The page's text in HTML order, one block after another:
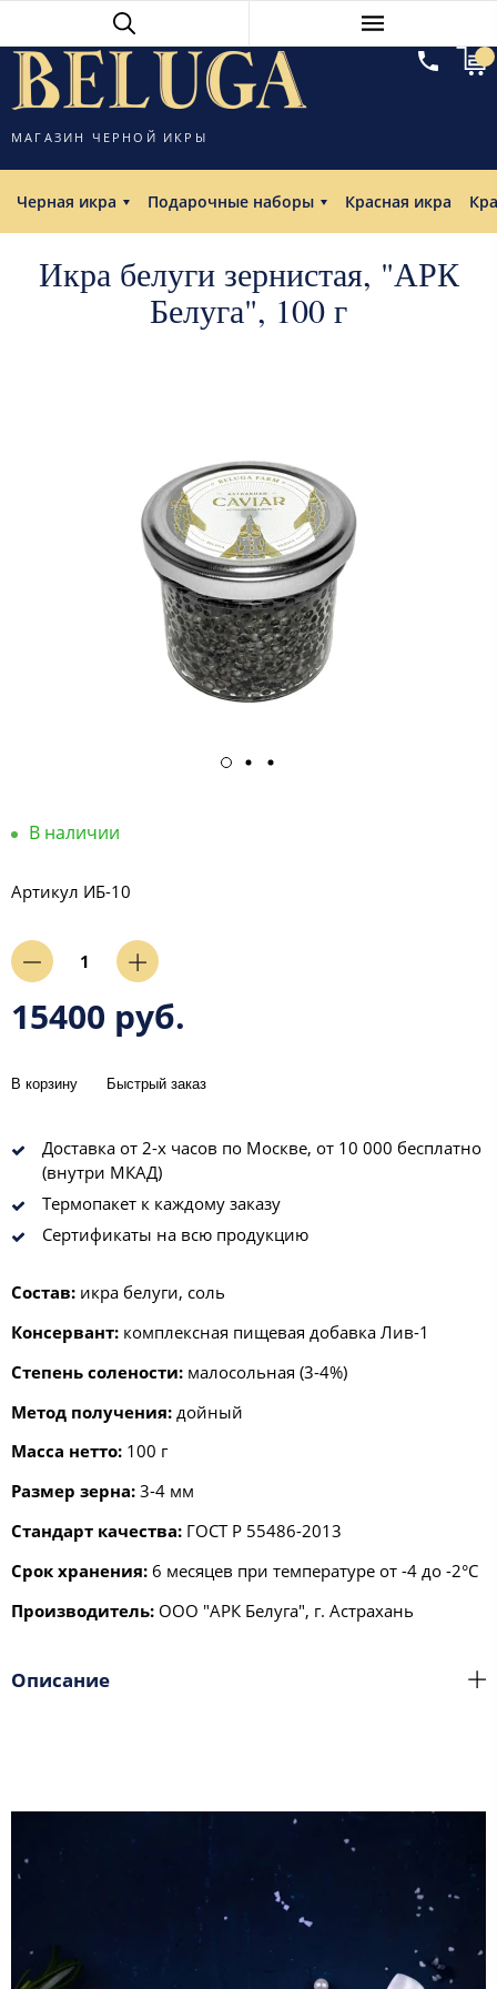
МАГАЗИН ЧЕРНОЙ ИКРЫ
Черная икра Подарочные наборы Красная икра
Икра белуги зернистая, "АРК
Белуга", 100 г
В наличии
Артикул ИБ-10
15400 руб.
В корзину Быстрый заказ
Доставка от 2-х часов по Москве, от 10 000 бесплатно
(внутри МКАД)
Термопакет к каждому заказу
Сертификаты на всю продукцию
Состав: икра белуги, соль
Консервант: комплексная пищевая добавка Лив-1
Степень солености: малосольная (3-4%)
Метод получения: дойный
Масса нетто: 100 г
Размер зерна: 3-4 мм
Стандарт качества: ГОСТ Р 55486-2013
Срок хранения: 6 месяцев при температуре от -4 до -2°С
Производитель: ООО "АРК Белуга", г. Астрахань
Описание